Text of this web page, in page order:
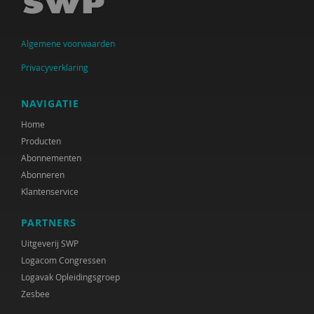
Jan Jukema
Carolien Konijn
J.K. Kool
Paul Kop
Cindy Kruijthof
M.H. Nagtegaal
Coby Nell
Gabriël Prinsenberg
Joke Ravensbergen
Han Spanjaard
Algemene voorwaarden
Privacyverklaring
NAVIGATIE
Home
Producten
Abonnementen
Abonneren
Klantenservice
PARTNERS
Uitgeverij SWP
Logacom Congressen
Logavak Opleidingsgroep
Zesbee